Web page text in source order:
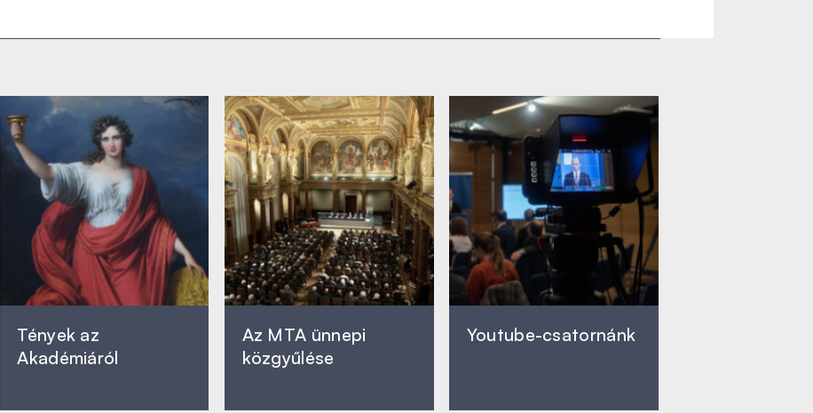
Tények az
Akadémiáról
Az MTA ünnepi
közgyűlése
Youtube-csatornánk